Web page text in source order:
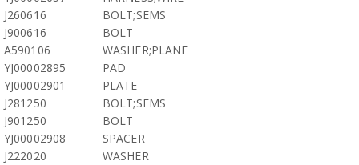
J260616
BOLT;SEMS
J900616
BOLT
A590106
WASHER;PLANE
YJ00002895
PAD
YJ00002901
PLATE
J281250
BOLT;SEMS
J901250
BOLT
YJ00002908
SPACER
J222020
WASHER